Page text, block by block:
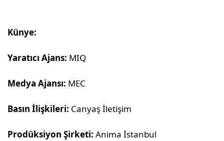
Künye:
Yaratıcı Ajans: MIQ
Medya Ajansı: MEC
Basın İlişkileri: Canyaş İletişim
Prodüksiyon Şirketi: Anima İstanbul